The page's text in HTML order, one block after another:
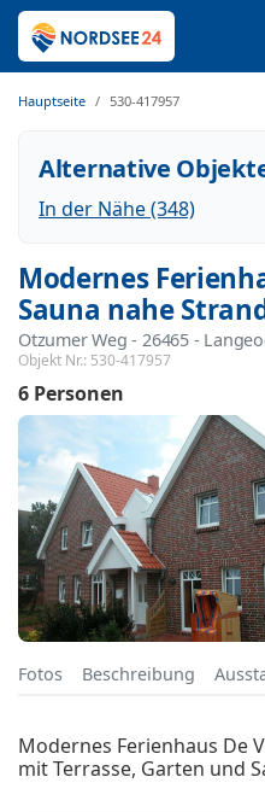
Hauptseite 530-417957
Alternative
In der Nähe (348)
Modernes
Sauna nahe
Otzumer Weg - 26465 -
Objekt Nr.: 530-417957
6 Personen
Fotos Beschreibung
Modernes Ferienhaus De
mit Terrasse, Garten und